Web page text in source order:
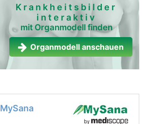
Krankheitsbilder
interaktiv
mit Organmodell finden
Organmodell anschauen
MySana